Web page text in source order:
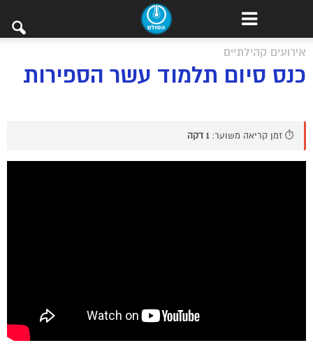
אירועים קהילתיים
כנס סיום תלמוד עשר הספירות
⏱️ זמן קריאה משוער: 1 דקה